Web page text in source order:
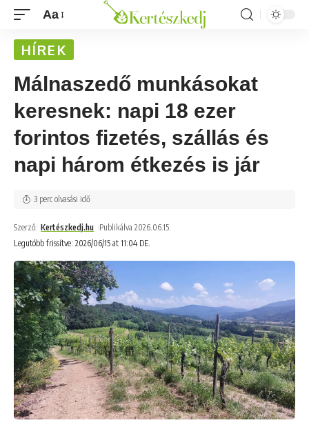
Aa
HÍREK
Málnaszedő munkásokat
keresnek: napi 18 ezer
forintos fizetés, szállás és
napi három étkezés is jár
Legutóbb frissítve: 2026/06/15 at 11:04 DE.
Szerző: Kertészkedj.hu Publikálva 2026.06.15.
3 perc olvasási idő